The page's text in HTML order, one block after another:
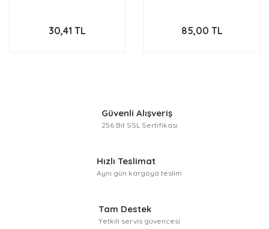
30,41 TL 85,00 TL
Güvenli Alışveriş
256 Bit SSL Sertifikası
Hızlı Teslimat
Aynı gün kargoya teslim
Tam Destek
Yetkili servis güvencesi